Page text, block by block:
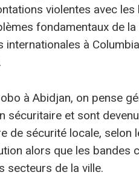
violentes avec les
fondamentaux de
internationales à
à Abidjan, on pense
sécuritaire et sont
de sécurité locale, selon
alors que les bandes
secteurs de la ville.